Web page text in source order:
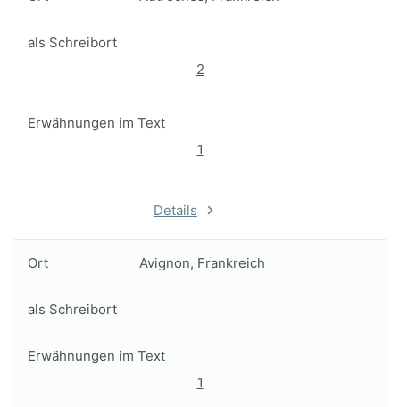
als Schreibort
2
Erwähnungen im Text
1
Details
Ort Avignon, Frankreich
als Schreibort
Erwähnungen im Text
1